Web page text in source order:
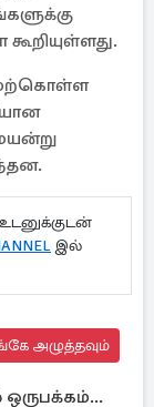
இல்
அழுத்தவும்